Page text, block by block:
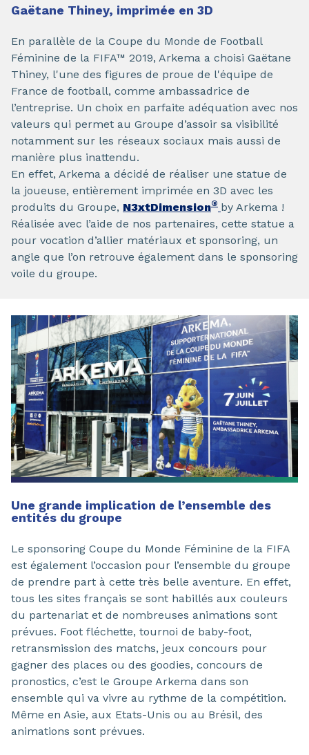
Gaëtane Thiney, imprimée en 3D
En parallèle de la Coupe du Monde de Football
Féminine de la FIFA™ 2019, Arkema a choisi Gaëtane
Thiney, l'une des figures de proue de l'équipe de
France de football, comme ambassadrice de
l’entreprise. Un choix en parfaite adéquation avec nos
valeurs qui permet au Groupe d’assoir sa visibilité
notamment sur les réseaux sociaux mais aussi de
manière plus inattendu.
En effet, Arkema a décidé de réaliser une statue de
la joueuse, entièrement imprimée en 3D avec les
produits du Groupe, N3xtDimension® by Arkema !
Réalisée avec l’aide de nos partenaires, cette statue a
pour vocation d’allier matériaux et sponsoring, un
angle que l’on retrouve également dans le sponsoring
voile du groupe.
Une grande implication de l’ensemble des
entités du groupe
Le sponsoring Coupe du Monde Féminine de la FIFA
est également l’occasion pour l’ensemble du groupe
de prendre part à cette très belle aventure. En effet,
tous les sites français se sont habillés aux couleurs
du partenariat et de nombreuses animations sont
prévues. Foot fléchette, tournoi de baby-foot,
retransmission des matchs, jeux concours pour
gagner des places ou des goodies, concours de
pronostics, c’est le Groupe Arkema dans son
ensemble qui va vivre au rythme de la compétition.
Même en Asie, aux Etats-Unis ou au Brésil, des
animations sont prévues.